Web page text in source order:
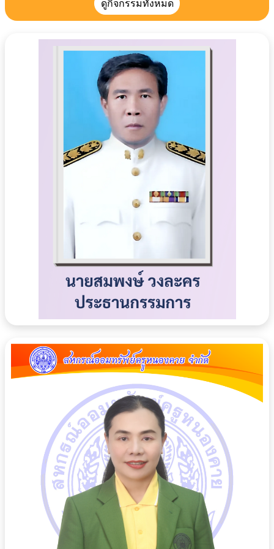
ดูกิจกรรมทั้งหมด